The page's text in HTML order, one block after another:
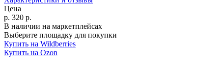
Цена
р. 320 р.
В наличии на маркетплейсах
Выберите площадку для покупки
Купить на Wildberries
Купить на Ozon